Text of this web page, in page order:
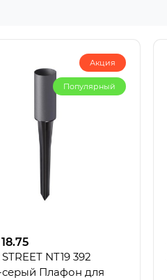
Акция
Популярный
18.75
NT19 392
Плафон для